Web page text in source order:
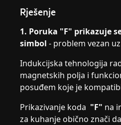
Rješenje
1. Poruka "F" prikazuje
simbol - problem vezan
Indukcijska tehnologija
magnetskih polja i
posuđem koje je
Prikazivanje koda "F" na
za kuhanje obično znači